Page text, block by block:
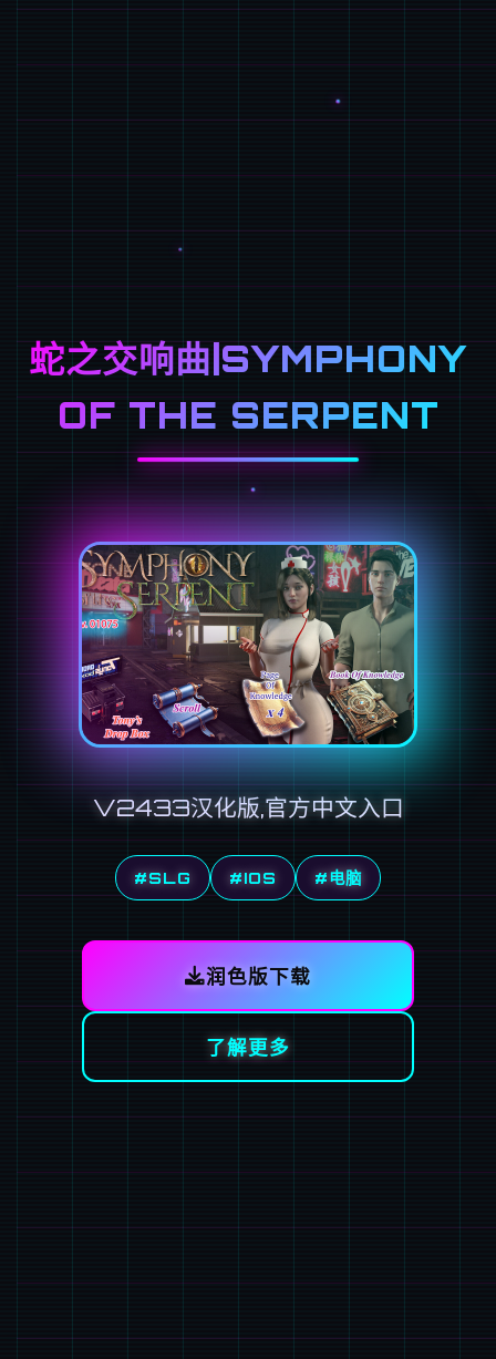
蛇之交响曲|SYMPHONY
OF THE SERPENT
V2433汉化版,官方中文入口
#SLG #IOS #电脑
润色版下载
了解更多